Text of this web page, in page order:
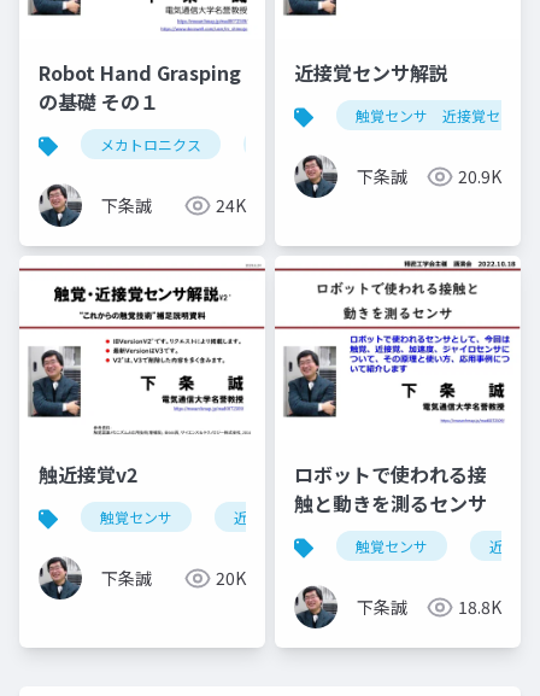
Robot Hand Grasping
の基礎 その１
メカトロニクス
下条誠 24K
近接覚センサ解説
触覚センサ 近接覚センサ
下条誠 20.9K
触近接覚v2
触覚センサ 近接覚センサ すべり覚センサ
下条誠 20K
ロボットで使われる接
触と動きを測るセンサ
触覚センサ 近接覚
下条誠 18.8K